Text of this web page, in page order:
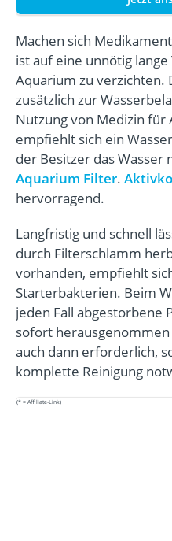
Machen sich
ist auf eine unnötig
Aquarium zu verzichten.
zusätzlich zur
Nutzung von Medizin
empfiehlt sich ein
der Besitzer das Wasser
Aquarium Filter.
hervorragend.
Langfristig und schnell
durch Filterschlamm
vorhanden, empfiehlt
Starterbakterien. Beim
jeden Fall abgestorbene
sofort
auch dann erforderlich,
komplette Reinigung
(* = Affiliate-Link)